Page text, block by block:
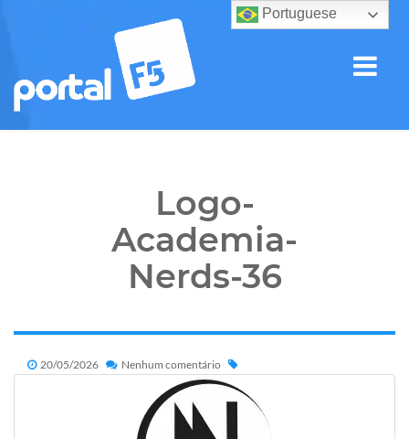
Logo-
Academia-
Nerds-36
20/05/2026 Nenhum comentário
Portuguese